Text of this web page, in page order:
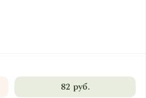
82 руб.